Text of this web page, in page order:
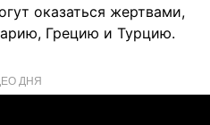
оказаться жертвами,
Грецию и Турцию.
ДНЯ